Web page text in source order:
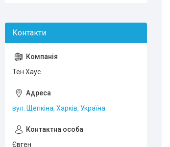
Тен Хаус.
вул. Щепкіна, Харків, Україна
Євген